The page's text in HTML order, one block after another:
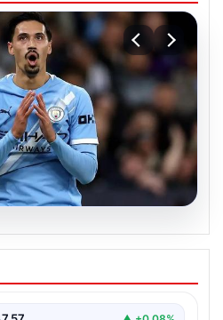
sahaya dev isim!
yıldızı Tijjani